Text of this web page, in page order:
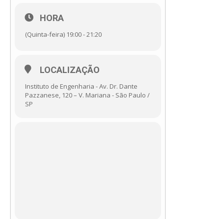
HORA
(Quinta-feira) 19:00 - 21:20
LOCALIZAÇÃO
Instituto de Engenharia - Av. Dr. Dante
Pazzanese, 120 – V. Mariana - São Paulo /
SP